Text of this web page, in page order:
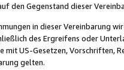
den Gegenstand dieser
in dieser Vereinbarung
des Ergreifens oder
US-Gesetzen, Vorschriften,
gelten.